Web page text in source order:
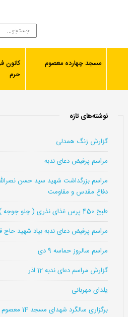
مسجد چهارده معصوم
کانون
حرم
نوشته‌های تازه
گزارش زنگ همدلی
مراسم پرفیض دعای ندبه
مراسم بزرگداشت شهید سید حسن
دفاع مقدس و مقاومت
طبخ 450 پرس غذای نذری ( چلو جوجه )
مراسم پرفیض دعای ندبه بیاد شهید حاج
مراسم سالروز حماسه 9 دی
گزارش مراسم دعای ندبه 12 اذر
یلدای مهربانی
برگزاری سالگرد شهدای مسجد 14 معصوم